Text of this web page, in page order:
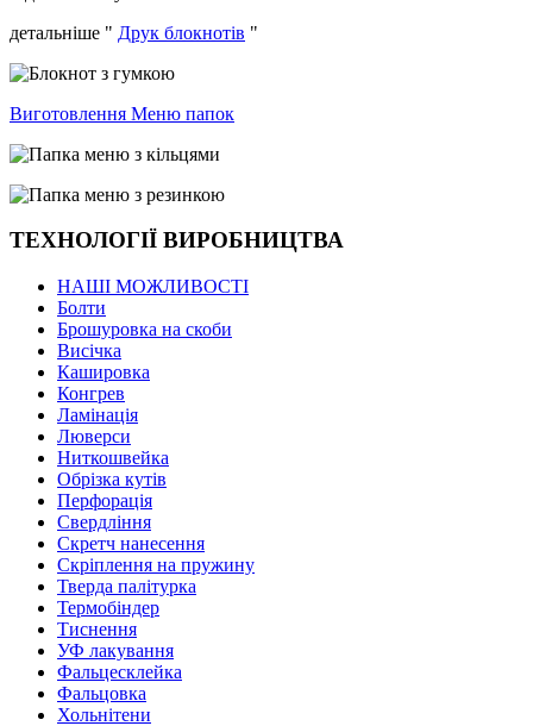
детальніше " Друк блокнотів "
Виготовлення Меню папок
ТЕХНОЛОГІЇ ВИРОБНИЦТВА
НАШІ МОЖЛИВОСТІ
Болти
Брошуровка на скоби
Висічка
Кашировка
Конгрев
Ламінація
Люверси
Ниткошвейка
Обрізка кутів
Перфорація
Свердління
Скретч нанесення
Скріплення на пружину
Тверда палітурка
Термобіндер
Тиснення
УФ лакування
Фальцесклейка
Фальцовка
Хольнітени